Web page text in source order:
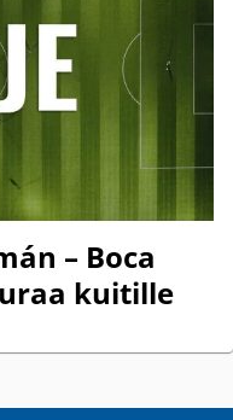
– Boca
kuitille